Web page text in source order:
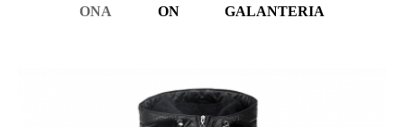
ONA ON GALANTERIA